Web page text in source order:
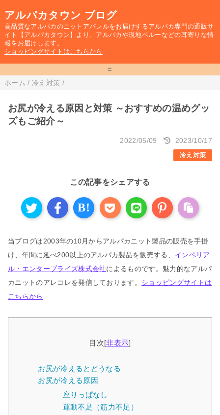
アルパカタウン ブログ
高品質なアルパカのニットアパレルをお届けするアルパカ専門の通販サ
イト【アルパカタウン】より、アルパカや現地ペルーなどの耳寄りな情
報をお届けします。
ショッピングサイトはこちらから
=
ホーム / 冷え対策 /
お尻が冷える原因と対策 ～おすすめの温めグッ
ズもご紹介～
2022/05/09
2023/10/17
冷え対策
この記事をシェアする
B!
当ブログは2003年の10月からアルパカニット製品の販売を手掛
け、年間に延べ200以上のアルパカ製品を販売する、 インペリア
ル・エンタープライズ株式会社によるものです。魅力的なアルパ
カニットのアレコレを発信しております。 ショッピングサイトは
こちらから
目次[非表示]
お尻が冷えるとどうなる
お尻が冷える原因
座りっぱなし
運動不足（筋力不足）